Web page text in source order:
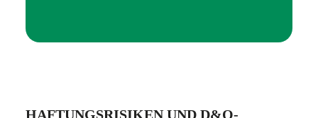
HAFTUNGSRISIKEN UND D&O-